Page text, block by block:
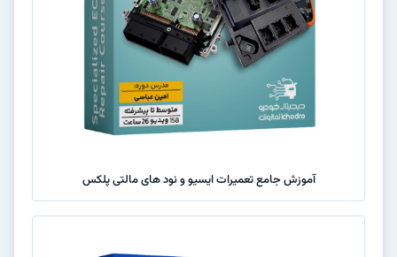
آموزش جامع تعمیرات ایسیو و نود های مالتی پلکس